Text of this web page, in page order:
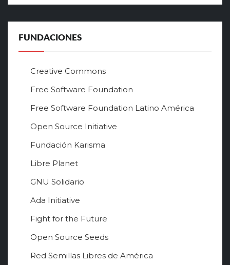
FUNDACIONES
Creative Commons
Free Software Foundation
Free Software Foundation Latino América
Open Source Initiative
Fundación Karisma
Libre Planet
GNU Solidario
Ada Initiative
Fight for the Future
Open Source Seeds
Red Semillas Libres de América